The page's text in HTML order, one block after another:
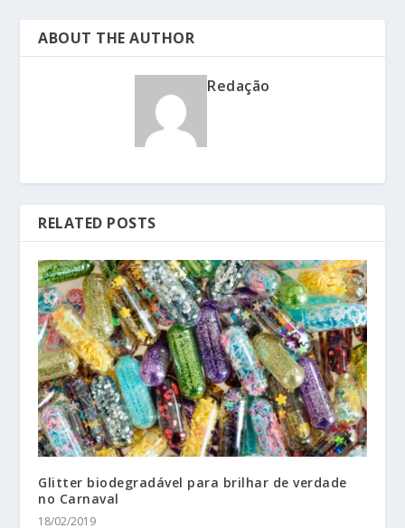
ABOUT THE AUTHOR
Redação
RELATED POSTS
Glitter biodegradável para brilhar de verdade
no Carnaval
18/02/2019